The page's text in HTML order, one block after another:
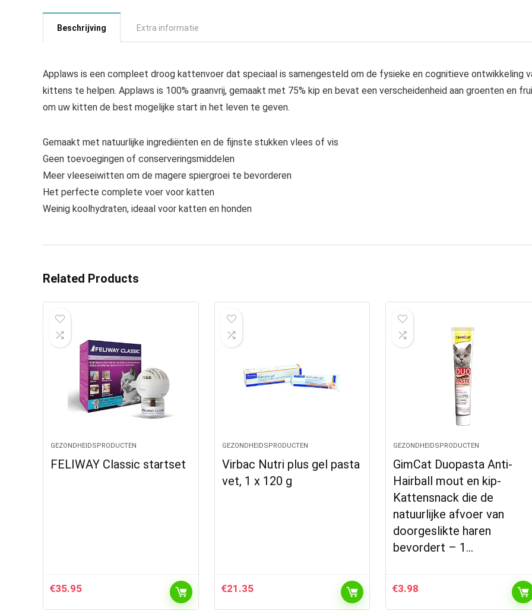
Beschrijving Extra informatie
Applaws is een compleet droog kattenvoer dat speciaal is samengesteld om de fysieke en cognitieve ontwikkeling
kittens te helpen. Applaws is 100% graanvrij, gemaakt met 75% kip en bevat een verscheidenheid aan groenten en
om uw kitten de best mogelijke start in het leven te geven.
Gemaakt met natuurlijke ingrediënten en de fijnste stukken vlees of vis
Geen toevoegingen of conserveringsmiddelen
Meer vleeseiwitten om de magere spiergroei te bevorderen
Het perfecte complete voer voor katten
Weinig koolhydraten, ideaal voor katten en honden
Related Products
GEZONDHEIDSPRODUCTEN
FELIWAY Classic startset
€35.95
GEZONDHEIDSPRODUCTEN
Virbac Nutri plus gel pasta
vet, 1 x 120 g
€21.35
GEZONDHEIDSPRODUCTEN
GimCat Duopasta Anti-
Hairball mout en kip-
Kattensnack die de
natuurlijke afvoer van
doorgeslikte haren
bevordert – 1…
€3.98